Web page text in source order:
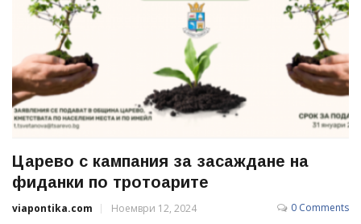
Царево с кампания за засаждане на
фиданки по тротоарите
viapontika.com Ноември 12, 2024 0 Comments